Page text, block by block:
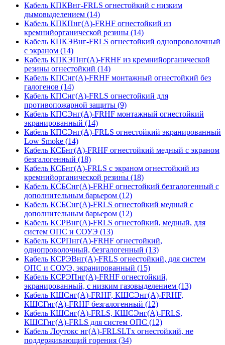
Кабель КПКВнг-FRLS огнестойкий с низким
дымовыделением (14)
Кабель КПКПнг(А)-FRHF огнестойкий из
кремнийорганической резины (14)
Кабель КПКЭВнг-FRLS огнестойкий однопроволочный
с экраном (14)
Кабель КПКЭПнг(А)-FRHF из кремнийорганической
резины огнестойкий (14)
Кабель КПСнг(А)-FRHF монтажный огнестойкий без
галогенов (14)
Кабель КПСнг(А)-FRLS огнестойкий для
противопожарной защиты (9)
Кабель КПСЭнг(А)-FRHF монтажный огнестойкий
экранированный (14)
Кабель КПСЭнг(А)-FRLS огнестойкий экранированный
Low Smoke (14)
Кабель КСБнг(А)-FRHF огнестойкий медный с экраном
безгалогенный (18)
Кабель КСБнг(А)-FRLS с экраном огнестойкий из
кремнийорганической резины (18)
Кабель КСБСнг(А)-FRHF огнестойкий безгалогенный с
дополнительным барьером (12)
Кабель КСБСнг(А)-FRLS огнестойкий медный с
дополнительным барьером (12)
Кабель КСРВнг(А)-FRLS огнестойкий, медный, для
систем ОПС и СОУЭ (13)
Кабель КСРПнг(А)-FRHF огнестойкий,
однопроволочный, безгалогенный (13)
Кабель КСРЭВнг(А)-FRLS огнестойкий, для систем
ОПС и СОУЭ, экранированный (15)
Кабель КСРЭПнг(А)-FRHF огнестойкий,
экранированный, с низким газовыделением (13)
Кабель КШСнг(А)-FRHF, КШСЭнг(А)-FRHF,
КШСГнг(А)-FRHF безгалогенный (12)
Кабель КШСнг(А)-FRLS, КШСЭнг(А)-FRLS,
КШСГнг(А)-FRLS для систем ОПС (12)
Кабель Лоутокс нг(А)-FRLSLTx огнестойкий, не
поддерживающий горения (34)